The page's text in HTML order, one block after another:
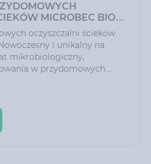
MICROBEC BIO
oczyszczalni ścieków
i unikalny na
mikrobiologiczny,
w przydomowych
Skutecznie wspomaga ich
rozkład
zapach oraz
szlamu, dzięki czemu
nadmiernego